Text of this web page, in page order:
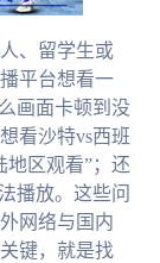
、留学生或
平台想看一
画面卡顿到没
看沙特vs西班
地区观看”；还
播放。这些问
网络与国内
键，就是找